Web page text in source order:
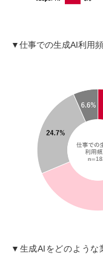
▼仕事での生成AI利用
▼生成AIをどのような